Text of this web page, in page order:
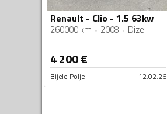
Renault - Clio - 1.5 63kw
260000 km 2008 Dizel
4 200€
Bijelo Polje 12.02.26